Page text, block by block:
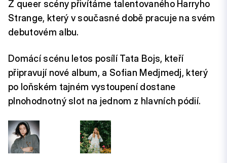
Z queer scény přivítáme talentovaného Harryho
Strange, který v současné době pracuje na svém
debutovém albu.
Domácí scénu letos posílí Tata Bojs, kteří
připravují nové album, a Sofian Medjmedj, který
po loňském tajném vystoupení dostane
plnohodnotný slot na jednom z hlavních pódií.